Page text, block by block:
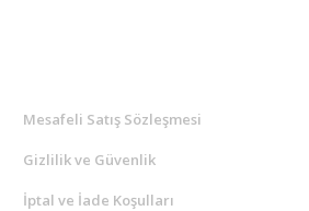
Mesafeli Satış Sözleşmesi
Gizlilik ve Güvenlik
İptal ve İade Koşulları